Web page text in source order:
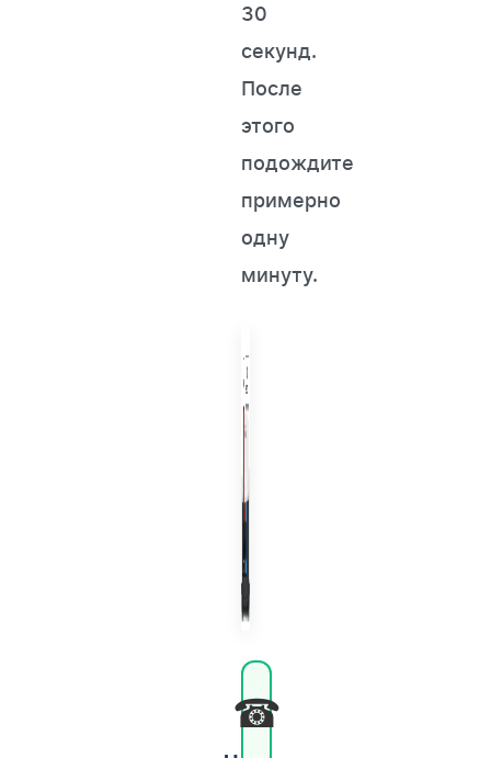
30
секунд.
После
этого
подождите
примерно
одну
минуту.
☎